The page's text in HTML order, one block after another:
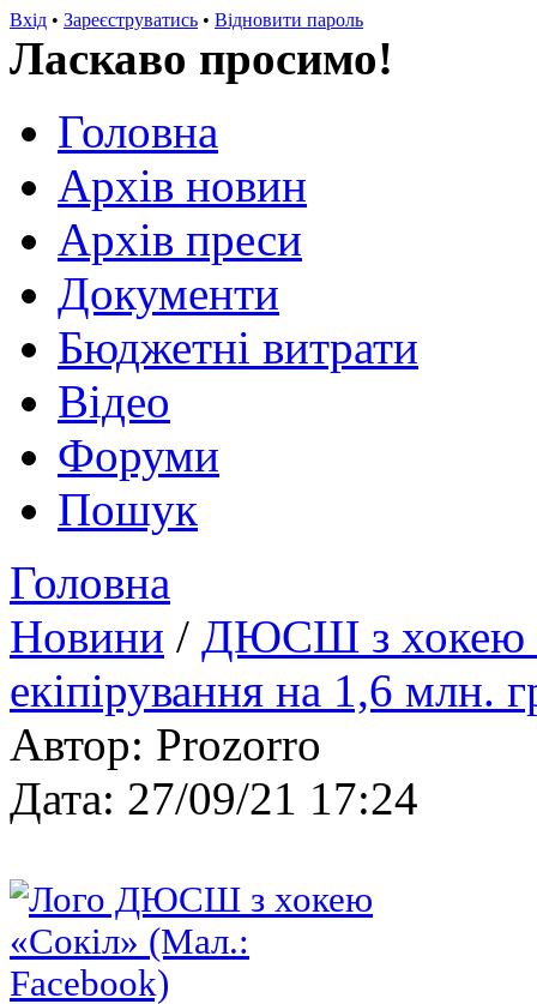
Вхід • Зареєструватись • Відновити пароль
Ласкаво просимо!
Головна
Архів новин
Архів преси
Документи
Бюджетні витрати
Відео
Форуми
Пошук
Головна
Новини / ДЮСШ з хокею
екіпірування на 1,6 млн.
Автор: Prozorro
Дата: 27/09/21 17:24